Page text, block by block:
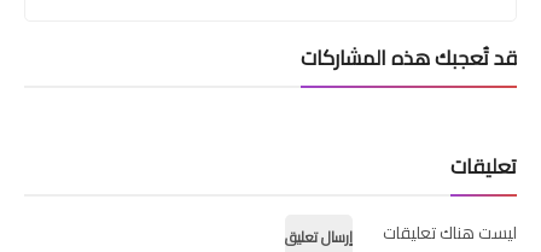
قد تُعجبك هذه المشاركات
تعليقات
ليست هناك تعليقات
إرسال تعليق